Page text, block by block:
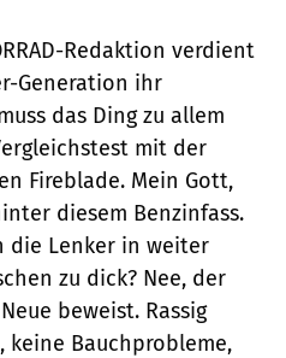
Redaktion verdient
Generation ihr
das Ding zu allem
mit der
Fireblade. Mein Gott,
diesem Benzinfass.
die Lenker in weiter
zu dick? Nee, der
beweist. Rassig
keine Bauchprobleme,